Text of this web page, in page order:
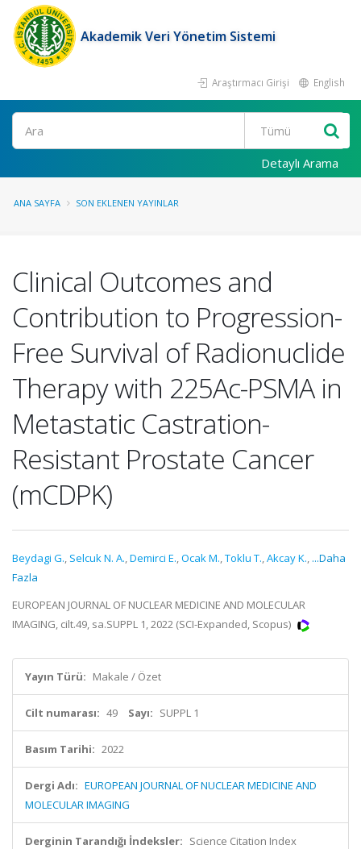
Akademik Veri Yönetim Sistemi
Araştırmacı Girişi English
Ara
Detaylı Arama
ANA SAYFA SON EKLENEN YAYINLAR
Clinical Outcomes and
Contribution to Progression-
Free Survival of Radionuclide
Therapy with 225Ac-PSMA in
Metastatic Castration-
Resistant Prostate Cancer
(mCDPK)
Beydagi G., Selcuk N. A.,Demirci E.,Ocak M.,Toklu T.,Akcay K., ...Daha
Fazla
EUROPEAN JOURNAL OF NUCLEAR MEDICINE AND MOLECULAR
IMAGING, cilt.49, sa.SUPPL 1, 2022 (SCI-Expanded, Scopus)
Yayın Türü: Makale / Özet
Cilt numarası: 49 Sayı: SUPPL 1
Basım Tarihi: 2022
Dergi Adı: EUROPEAN JOURNAL OF NUCLEAR MEDICINE AND
MOLECULAR IMAGING
Derginin Tarandığı İndeksler: Science Citation Index